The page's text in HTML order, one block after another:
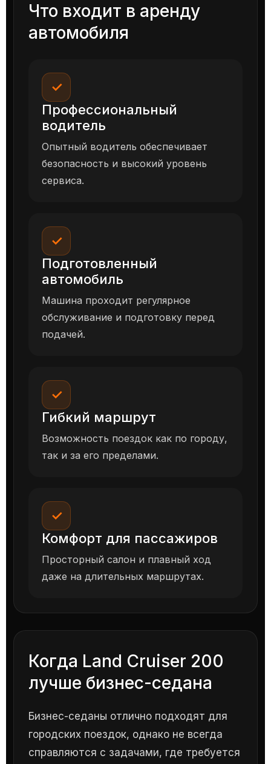
Что входит в аренду
автомобиля
✓
Профессиональный
водитель
Опытный водитель обеспечивает
безопасность и высокий уровень
сервиса.
✓
Подготовленный
автомобиль
Машина проходит регулярное
обслуживание и подготовку перед
подачей.
✓
Гибкий маршрут
Возможность поездок как по городу,
так и за его пределами.
✓
Комфорт для пассажиров
Просторный салон и плавный ход
даже на длительных маршрутах.
Когда Land Cruiser 200
лучше бизнес-седана
Бизнес-седаны отлично подходят для
городских поездок, однако не всегда
справляются с задачами, где требуется